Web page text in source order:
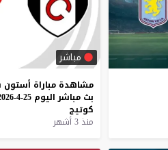
مباشر
مشاهدة مباراة أستون
بث مباشر اليوم 25-4-2026
كوتيج
منذ 3 أشهر